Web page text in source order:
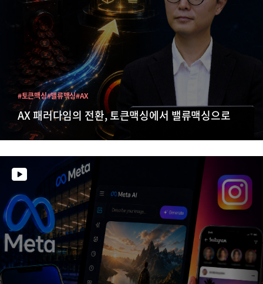
AX 패러다임의 전환, 토큰맥싱에서 밸류맥싱으로
#토큰맥싱#밸류맥싱#AX